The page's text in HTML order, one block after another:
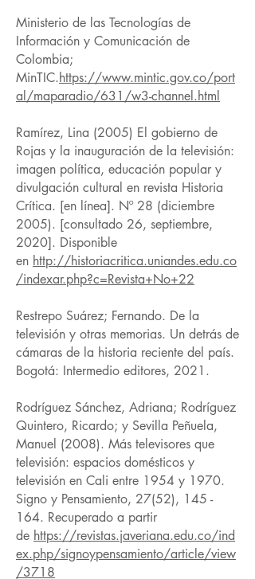
Ministerio de las Tecnologías de
Información y Comunicación de
Colombia;
MinTIC.https://www.mintic.gov.co/port
al/maparadio/631/w3-channel.html
Ramírez, Lina (2005) El gobierno de
Rojas y la inauguración de la televisión:
imagen política, educación popular y
divulgación cultural en revista Historia
Crítica. [en línea]. Nº 28 (diciembre
2005). [consultado 26, septiembre,
2020]. Disponible
en http://historiacritica.uniandes.edu.co
/indexar.php?c=Revista+No+22
Restrepo Suárez; Fernando. De la
televisión y otras memorias. Un detrás de
cámaras de la historia reciente del país.
Bogotá: Intermedio editores, 2021.
Rodríguez Sánchez, Adriana; Rodríguez
Quintero, Ricardo; y Sevilla Peñuela,
Manuel (2008). Más televisores que
televisión: espacios domésticos y
televisión en Cali entre 1954 y 1970.
Signo y Pensamiento, 27(52), 145 -
164. Recuperado a partir
de https://revistas.javeriana.edu.co/ind
ex.php/signoypensamiento/article/view
/3718